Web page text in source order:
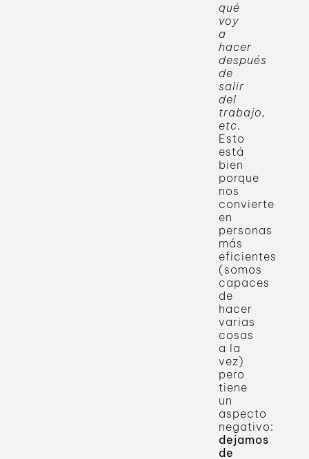
qué
voy
a
hacer
después
de
salir
del
trabajo,
etc.
Esto
está
bien
porque
nos
convierte
en
personas
más
eficientes
(somos
capaces
de
hacer
varias
cosas
a la
vez)
pero
tiene
un
aspecto
negativo:
dejamos
de